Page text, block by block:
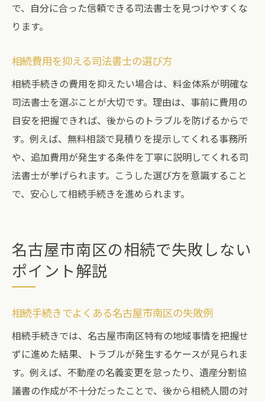
で、自分に合った信頼できる司法書士を見つけやすくな
ります。
相続費用を抑える司法書士の選び方
相続手続きの費用を抑えたい場合は、料金体系が明確な
司法書士を選ぶことが大切です。理由は、事前に費用の
目安を把握できれば、後からのトラブルを防げるからで
す。例えば、無料相談で見積りを提示してくれる事務所
や、追加費用が発生する条件を丁寧に説明してくれる司
法書士が挙げられます。こうした選び方を意識すること
で、安心して相続手続きを進められます。
名古屋市南区の相続で失敗しない
ポイント解説
相続手続きでよくある名古屋市南区の失敗例
相続手続きでは、名古屋市南区特有の地域事情を把握せ
ずに進めた結果、トラブルが発生するケースが見られま
す。例えば、不動産の名義変更を怠ったり、遺産分割協
議書の作成が不十分だったことで、後から相続人間の対